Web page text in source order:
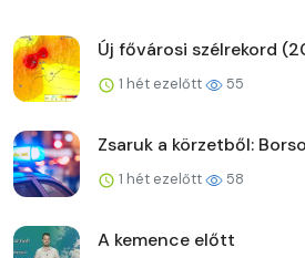
Új fővárosi szélrekord
1 hét ezelőtt 55
Zsaruk a körzetből:
1 hét ezelőtt 58
A kemence előtt